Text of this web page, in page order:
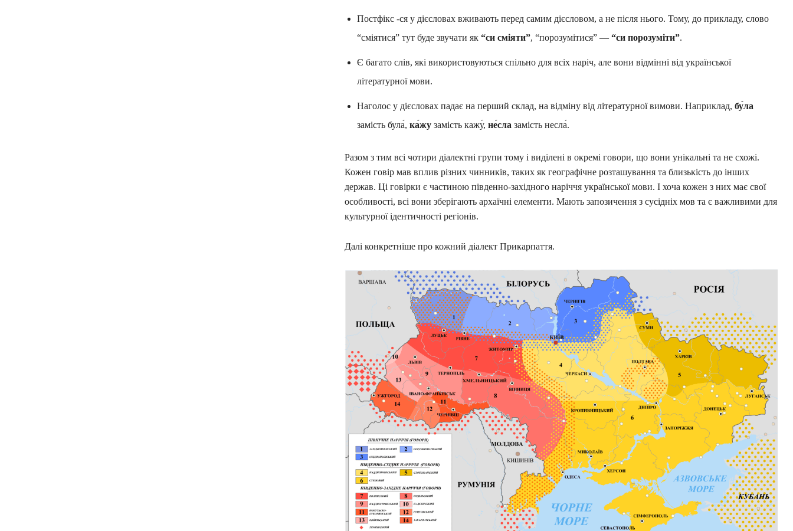
Постфікс -ся у дієсловах вживають перед самим дієсловом, а не після нього. Тому, до прикладу, слово
“сміятися” тут буде звучати як “си сміяти”, “порозумітися” — “си порозуміти”.
Є багато слів, які використовуються спільно для всіх наріч, але вони відмінні від української
літературної мови.
Наголос у дієсловах падає на перший склад, на відміну від літературної вимови. Наприклад, бу́ла
замість була́, ка́жу замість кажу́, не́сла замість несла́.
Разом з тим всі чотири діалектні групи тому і виділені в окремі говори, що вони унікальні та не схожі.
Кожен говір мав вплив різних чинників, таких як географічне розташування та близькість до інших
держав. Ці говірки є частиною південно-західного наріччя української мови. І хоча кожен з них має свої
особливості, всі вони зберігають архаїчні елементи. Мають запозичення з сусідніх мов та є важливими для
культурної ідентичності регіонів.
Далі конкретніше про кожний діалект Прикарпаття.